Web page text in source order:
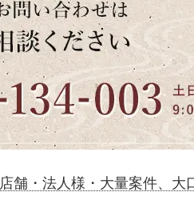
店舗・法人様・大量案件、大